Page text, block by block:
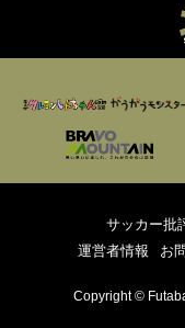
サッカー批
運営者情報
お
Copyright ©